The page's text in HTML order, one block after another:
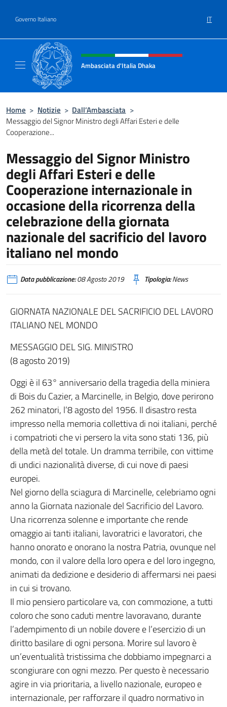
Governo Italiano IT
Intestazione sito, social e menù
Ambasciata d'Italia Dhaka
Home > Notizie > Dall’Ambasciata >
Messaggio del Signor Ministro degli Affari Esteri e delle
Cooperazione...
Messaggio del Signor Ministro
degli Affari Esteri e delle
Cooperazione internazionale in
occasione della ricorrenza della
celebrazione della giornata
nazionale del sacrificio del lavoro
italiano nel mondo
Data pubblicazione:08 Agosto 2019 Tipologia:News
GIORNATA NAZIONALE DEL SACRIFICIO DEL LAVORO
ITALIANO NEL MONDO
MESSAGGIO DEL SIG. MINISTRO
(8 agosto 2019)
Oggi è il 63° anniversario della tragedia della miniera
di Bois du Cazier, a Marcinelle, in Belgio, dove perirono
262 minatori, l’8 agosto del 1956. Il disastro resta
impresso nella memoria collettiva di noi italiani, perché
i compatrioti che vi persero la vita sono stati 136, più
della metà del totale. Un dramma terribile, con vittime
di undici nazionalità diverse, di cui nove di paesi
europei.
Nel giorno della sciagura di Marcinelle, celebriamo ogni
anno la Giornata nazionale del Sacrificio del Lavoro.
Una ricorrenza solenne e importante che rende
omaggio ai tanti italiani, lavoratrici e lavoratori, che
hanno onorato e onorano la nostra Patria, ovunque nel
mondo, con il valore della loro opera e del loro ingegno,
animati da dedizione e desiderio di affermarsi nei paesi
in cui si trovano.
Il mio pensiero particolare va, con commozione, a tutti
coloro che sono caduti mentre lavoravano, durante
l’adempimento di un nobile dovere e l’esercizio di un
diritto basilare di ogni persona. Morire sul lavoro è
un’eventualità tristissima che dobbiamo impegnarci a
scongiurare con ogni mezzo. Per questo è necessario
agire in via prioritaria, a livello nazionale, europeo e
internazionale, per rafforzare il quadro normativo in